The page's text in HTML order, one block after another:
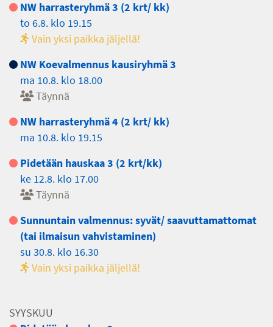
NW harrasteryhmä 3 (2 krt/ kk)
to 6.8. klo 19.15
Vain yksi paikka jäljellä!
NW Koevalmennus kausiryhmä 3
ma 10.8. klo 18.00
Täynnä
NW harrasteryhmä 4 (2 krt/ kk)
ma 10.8. klo 19.15
Pidetään hauskaa 3 (2 krt/kk)
ke 12.8. klo 17.00
Täynnä
Sunnuntain valmennus: syvät/ saavuttamattomat
(tai ilmaisun vahvistaminen)
su 30.8. klo 16.30
Vain yksi paikka jäljellä!
SYYSKUU